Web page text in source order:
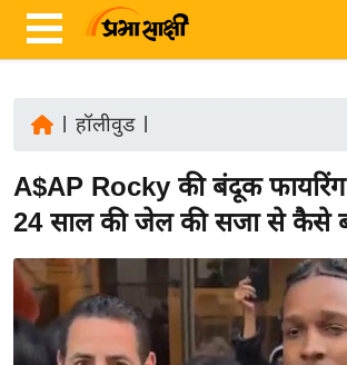
ज़ा
ख
र
रा
ष्ट्री
हॉलीवुड|
A$AP Rocky की बंदूक फायरिंग
24 साल की जेल की सजा से कैसे